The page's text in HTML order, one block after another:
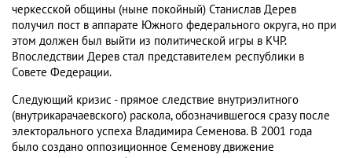
черкесской общины (ныне покойный) Станислав Дерев
получил пост в аппарате Южного федерального округа, но при
этом должен был выйти из политической игры в КЧР.
Впоследствии Дерев стал представителем республики в
Совете Федерации.
Следующий кризис - прямое следствие внутриэлитного
(внутрикарачаевского) раскола, обозначившегося сразу после
электорального успеха Владимира Семенова. В 2001 года
было создано оппозиционное Семенову движение